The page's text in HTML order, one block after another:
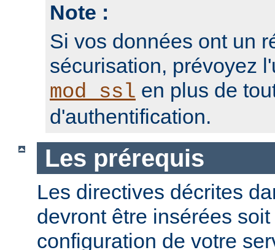
Note :
Si vos données ont un
sécurisation, prévoyez
mod_ssl en plus de
d'authentification.
Les prérequis
Les directives décrites
devront être insérées
configuration de votre